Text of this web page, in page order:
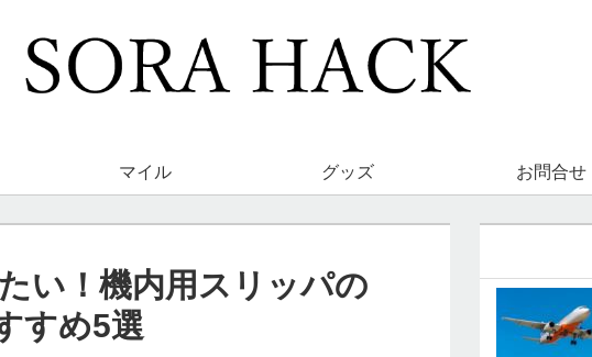
マイル グッズ お問合せ
い！機内用スリッパの
すめ5選